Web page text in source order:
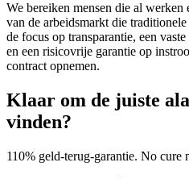
We bereiken mensen die al
van de arbeidsmarkt die
de focus op transparantie, een
en een risicovrije garantie op
contract opnemen.
Klaar om de juiste
vinden?
110% geld-terug-garantie. No cure